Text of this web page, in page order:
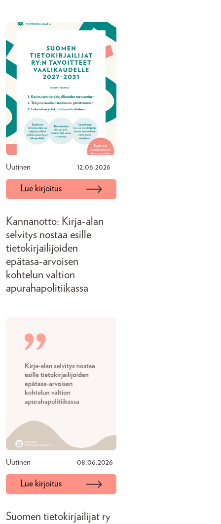
Uutinen 12.06.2026
Lue kirjoitus
Kannanotto: Kirja-alan
selvitys nostaa esille
tietokirjailijoiden
epätasa-arvoisen
kohtelun valtion
apurahapolitiikassa
Uutinen 08.06.2026
Lue kirjoitus
Suomen tietokirjailijat ry